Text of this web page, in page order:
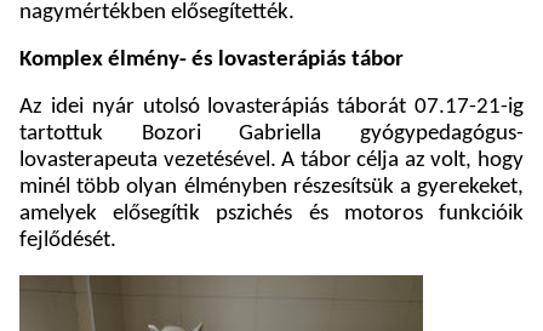
nagymértékben elősegítették.
Komplex élmény- és lovasterápiás tábor
Az idei nyár utolsó lovasterápiás táborát 07.17-21-ig
tartottuk Bozori Gabriella gyógypedagógus-
lovasterapeuta vezetésével. A tábor célja az volt, hogy
minél több olyan élményben részesítsük a gyerekeket,
amelyek elősegítik pszichés és motoros funkcióik
fejlődését.